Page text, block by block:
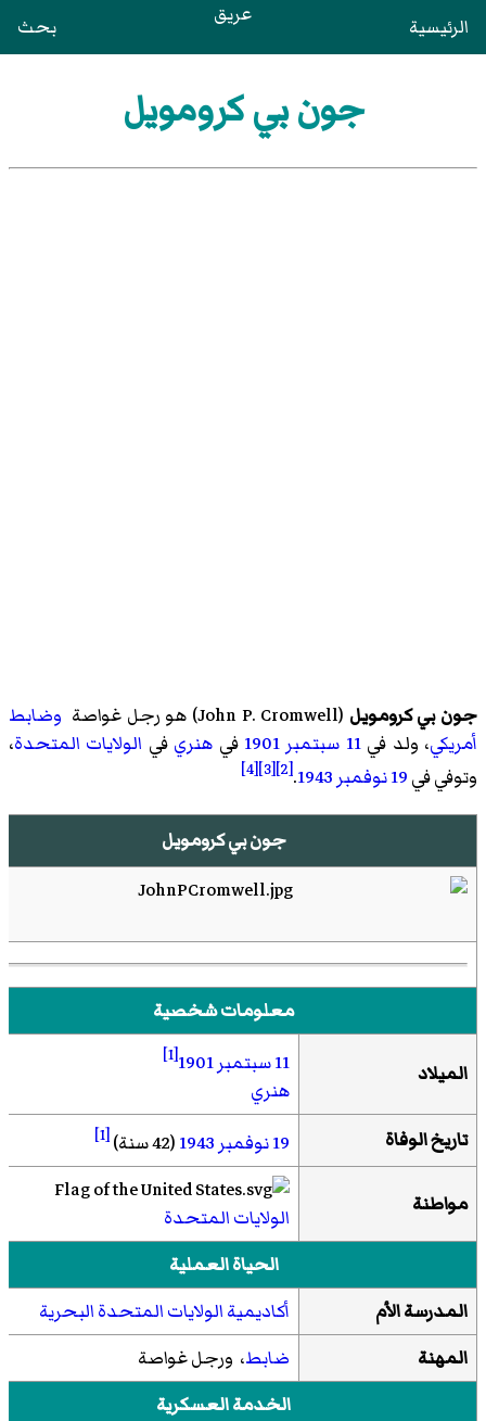
الرئيسية عريق بحث
جون بي كرومويل
جون بي كرومويل (
John P. Cromwell)‏ هو رجل غواصة وضابط
أمريكي، ولد في11 سبتمبر 1901 في هنري في الولايات المتحدة،
وتوفي في19 نوفمبر 1943
.
[2]
[3]
[4]
جون بي كرومويل
معلومات شخصية
الميلاد 11 سبتمبر 1901
[1]
هنري
تاريخ الوفاة
19 نوفمبر 1943(42 سنة) [1]
مواطنة
الولايات المتحدة
الحياة العملية
المدرسة الأم
أكاديمية الولايات المتحدة البحرية
المهنة
ضابط، ورجل غواصة
الخدمة العسكرية